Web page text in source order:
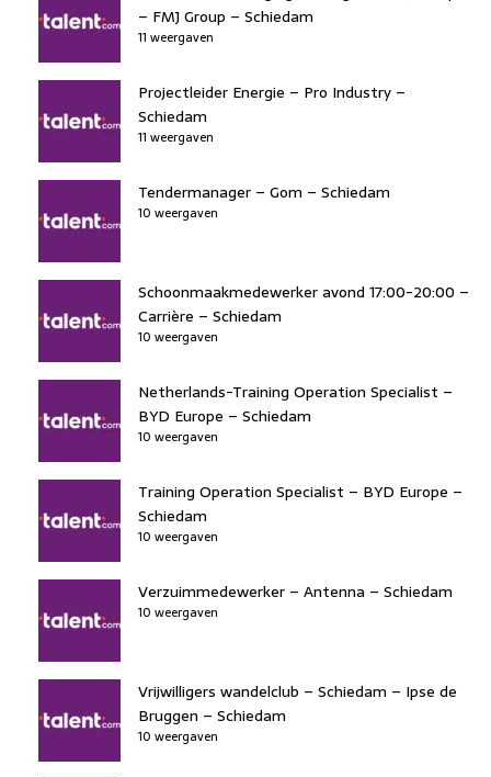
– FMJ Group – Schiedam
11 weergaven
Projectleider Energie – Pro Industry –
Schiedam
11 weergaven
Tendermanager – Gom – Schiedam
10 weergaven
Schoonmaakmedewerker avond 17:00-20:00 –
Carrière – Schiedam
10 weergaven
Netherlands-Training Operation Specialist –
BYD Europe – Schiedam
10 weergaven
Training Operation Specialist – BYD Europe –
Schiedam
10 weergaven
Verzuimmedewerker – Antenna – Schiedam
10 weergaven
Vrijwilligers wandelclub – Schiedam – Ipse de
Bruggen – Schiedam
10 weergaven